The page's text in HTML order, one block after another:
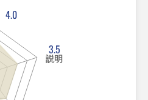
4.0
3.5
説明